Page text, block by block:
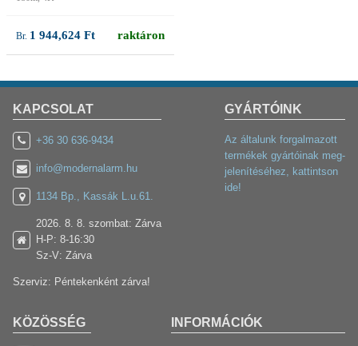
1 944,624 Ft raktáron
KAPCSOLAT
+36 30 636-9434
info@modernalarm.hu
1134 Bp., Kassák L.u.61.
2026. 8. 8. szombat: Zárva
H-P: 8-16:30
Sz-V: Zárva
Szerviz: Péntekenként zárva!
KÖZÖSSÉG INFORMÁCIÓK
GYÁRTÓINK
Az általunk forgalmazott
termékek gyártóinak meg-
jelenítéséhez, kattintson
ide!